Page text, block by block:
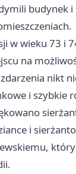
budynek i
w wieku 73 i
na
nikt
i szybkie
i